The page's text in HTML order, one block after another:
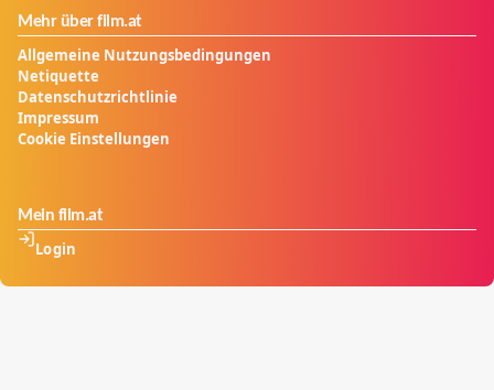
Mehr über film.at
Allgemeine Nutzungsbedingungen
Netiquette
Datenschutzrichtlinie
Impressum
Cookie Einstellungen
Mein film.at
Login